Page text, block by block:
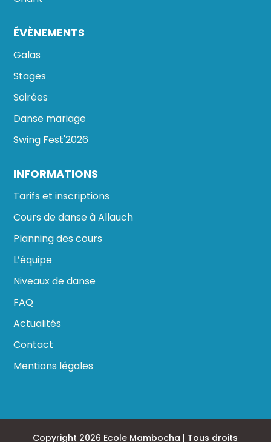
ÉVÈNEMENTS
Galas
Stages
Soirées
Danse mariage
Swing Fest'2026
INFORMATIONS
Tarifs et inscriptions
Cours de danse à Allauch
Planning des cours
L’équipe
Niveaux de danse
FAQ
Actualités
Contact
Mentions légales
Copyright 2026 Ecole Mambocha | Tous droits